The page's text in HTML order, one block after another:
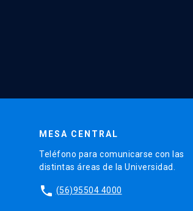
MESA CENTRAL
Teléfono para comunicarse con las
distintas áreas de la Universidad.
phone (56)95504 4000